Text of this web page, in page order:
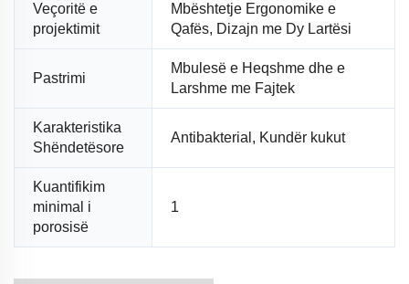
Veçoritë e
projektimit
Mbështetje Ergonomike e
Qafës, Dizajn me Dy Lartësi
Pastrimi
Mbulesë e Heqshme dhe e
Larshme me Fajtek
Karakteristika
Shëndetësore
Antibakterial, Kundër kukut
Kuantifikim
minimal i
porosisë
1